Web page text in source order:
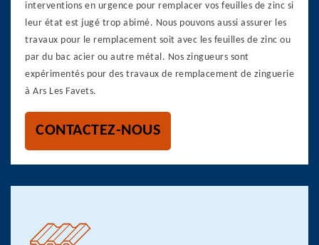
interventions en urgence pour remplacer vos feuilles de zinc si
leur état est jugé trop abimé. Nous pouvons aussi assurer les
travaux pour le remplacement soit avec les feuilles de zinc ou
par du bac acier ou autre métal. Nos zingueurs sont
expérimentés pour des travaux de remplacement de zinguerie
à Ars Les Favets.
CONTACTEZ-NOUS